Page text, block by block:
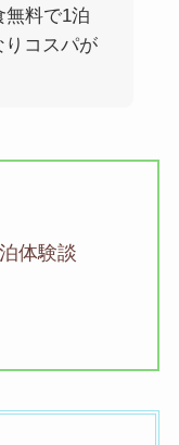
無料で1泊
りコスパが
体験談